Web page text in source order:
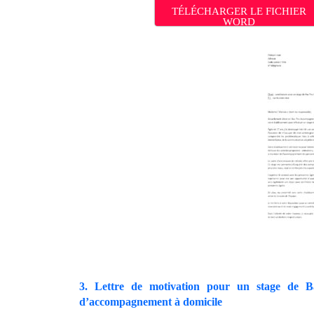
TÉLÉCHARGER LE FICHIER
WORD
3. Lettre de motivation pour un stage de
d’accompagnement à domicile